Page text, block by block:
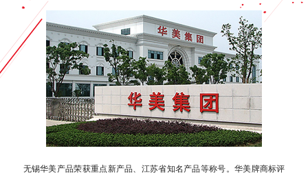
无锡华美产品荣获重点新产品、江苏省知名产品等称号。华美牌商标评